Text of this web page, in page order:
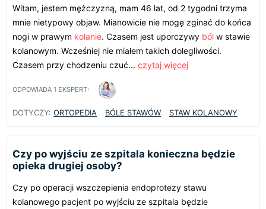
Witam, jestem mężczyzną, mam 46 lat, od 2 tygodni trzyma
mnie nietypowy objaw. Mianowicie nie mogę zginać do końca
nogi w prawym kolanie. Czasem jest uporczywy ból w stawie
kolanowym. Wcześniej nie miałem takich dolegliwości.
Czasem przy chodzeniu czuć... czytaj więcej
ODPOWIADA 1 EKSPERT:
DOTYCZY: ORTOPEDIA BÓLE STAWÓW STAW KOLANOWY
Czy po wyjściu ze szpitala konieczna będzie
opieka drugiej osoby?
Czy po operacji wszczepienia endoprotezy stawu
kolanowego pacjent po wyjściu ze szpitala będzie